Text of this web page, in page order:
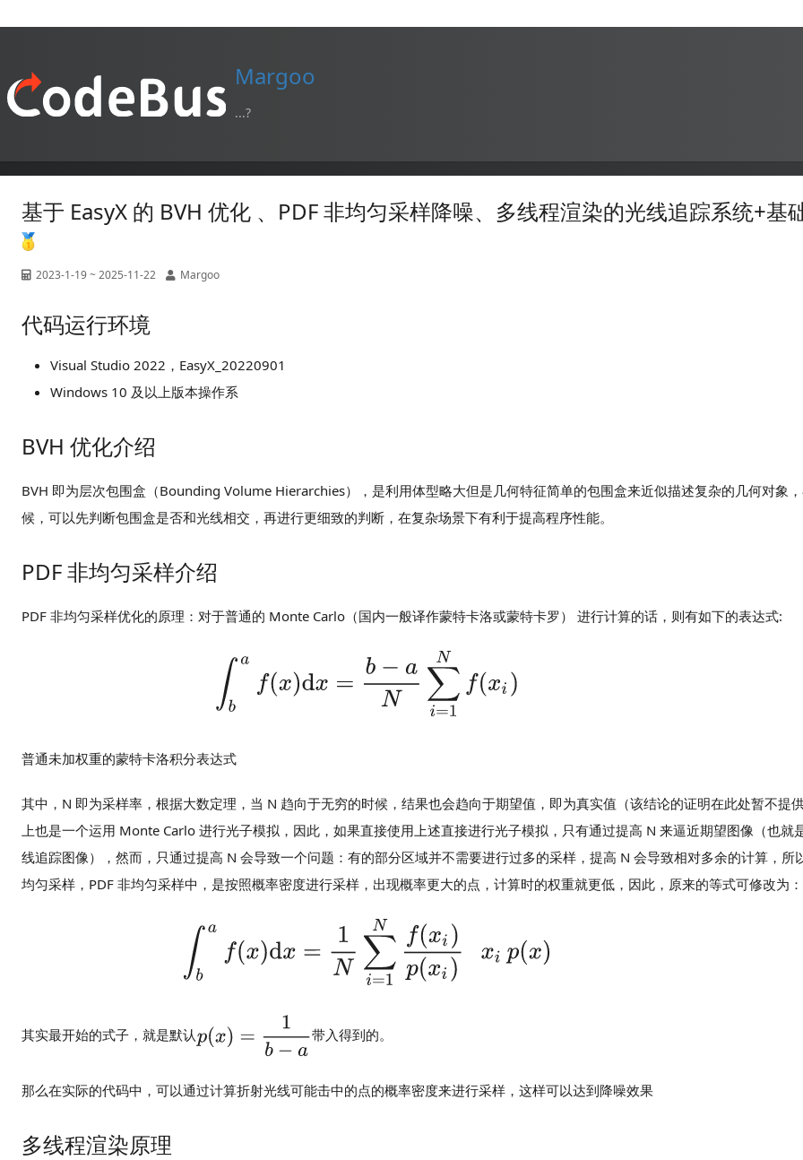
Margoo
...?
基于 EasyX 的 BVH 优化 、PDF 非均匀采样降噪、多线程渲染的光线追踪系统+基
2023-1-19 ~ 2025-11-22 Margoo
代码运行环境
Visual Studio 2022，EasyX_20220901
Windows 10 及以上版本操作系
BVH 优化介绍
BVH 即为层次包围盒（Bounding Volume Hierarchies），是利用体型略大但是几何特征简单的包围盒来近似描述复杂的几何对象
候，可以先判断包围盒是否和光线相交，再进行更细致的判断，在复杂场景下有利于提高程序性能。
PDF 非均匀采样介绍
PDF 非均匀采样优化的原理：对于普通的 Monte Carlo（国内一般译作蒙特卡洛或蒙特卡罗） 进行计算的话，则有如下的表达式:
普通未加权重的蒙特卡洛积分表达式
其中，N 即为采样率，根据大数定理，当 N 趋向于无穷的时候，结果也会趋向于期望值，即为真实值（该结论的证明在此处暂不提
上也是一个运用 Monte Carlo 进行光子模拟，因此，如果直接使用上述直接进行光子模拟，只有通过提高 N 来逼近期望图像（也就
线追踪图像），然而，只通过提高 N 会导致一个问题：有的部分区域并不需要进行过多的采样，提高 N 会导致相对多余的计算，所
均匀采样，PDF 非均匀采样中，是按照概率密度进行采样，出现概率更大的点，计算时的权重就更低，因此，原来的等式可修改为：
其实最开始的式子，就是默认 带入得到的。
那么在实际的代码中，可以通过计算折射光线可能击中的点的概率密度来进行采样，这样可以达到降噪效果
多线程渲染原理